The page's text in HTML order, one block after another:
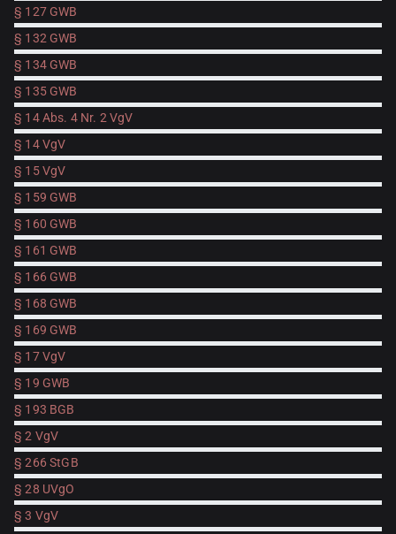
§ 127 GWB
§ 132 GWB
§ 134 GWB
§ 135 GWB
§ 14 Abs. 4 Nr. 2 VgV
§ 14 VgV
§ 15 VgV
§ 159 GWB
§ 160 GWB
§ 161 GWB
§ 166 GWB
§ 168 GWB
§ 169 GWB
§ 17 VgV
§ 19 GWB
§ 193 BGB
§ 2 VgV
§ 266 StGB
§ 28 UVgO
§ 3 VgV